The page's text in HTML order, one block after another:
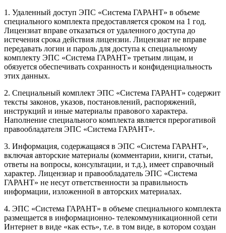
1. Удаленный доступ ЭПС «Система ГАРАНТ» в объеме
специального комплекта предоставляется сроком на 1 год.
Лицензиат вправе отказаться от удаленного доступа до
истечения срока действия лицензии. Лицензиат не вправе
передавать логин и пароль для доступа к специальному
комплекту ЭПС «Система ГАРАНТ» третьим лицам, и
обязуется обеспечивать сохранность и конфиденциальность
этих данных.
2. Специальный комплект ЭПС «Система ГАРАНТ» содержит
тексты законов, указов, постановлений, распоряжений,
инструкций и иные материалы правового характера.
Наполнение специального комплекта является прерогативой
правообладателя ЭПС «Система ГАРАНТ».
3. Информация, содержащаяся в ЭПС «Система ГАРАНТ»,
включая авторские материалы (комментарии, книги, статьи,
ответы на вопросы, консультации, и т.д.), имеет справочный
характер. Лицензиар и правообладатель ЭПС «Система
ГАРАНТ» не несут ответственности за правильность
информации, изложенной в авторских материалах.
4. ЭПС «Система ГАРАНТ» в объеме специального комплекта
размещается в информационно- телекоммуникационной сети
Интернет в виде «как есть», т.е. в том виде, в котором создан